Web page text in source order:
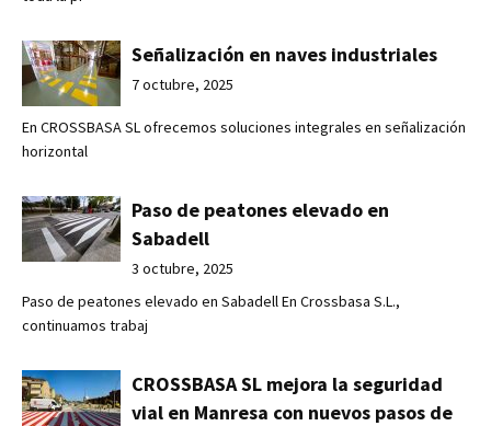
Señalización en naves industriales
7 octubre, 2025
En CROSSBASA SL ofrecemos soluciones integrales en señalización
horizontal
Paso de peatones elevado en
Sabadell
3 octubre, 2025
Paso de peatones elevado en Sabadell En Crossbasa S.L.,
continuamos trabaj
CROSSBASA SL mejora la seguridad
vial en Manresa con nuevos pasos de